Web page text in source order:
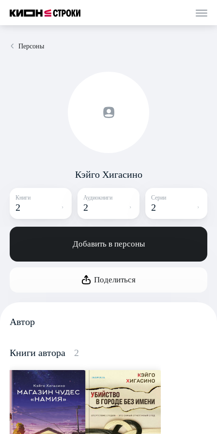
Персоны
Кэйго Хигасино
Книги
2
Аудиокниги
2
Серии
2
Добавить в персоны
Поделиться
Автор
Книги автора 2